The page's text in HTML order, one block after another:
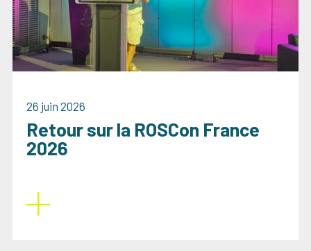
26 juin 2026
Retour sur la ROSCon France
2026